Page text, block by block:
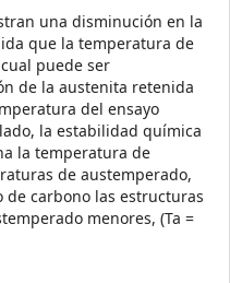
una disminución en la
que la temperatura de
puede ser
de la austenita retenida
del ensayo
la estabilidad química
la temperatura de
de austemperado,
carbono las estructuras
menores, (Ta =